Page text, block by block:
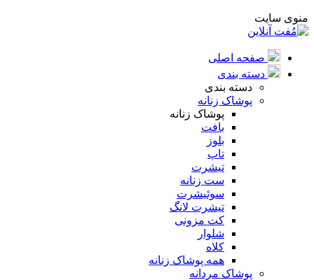
منوی سایت
صفحه اصلی
دسته بندی
دسته بندی
پوشاک زنانه
پوشاک زنانه
بافت
بلوز
تاپ
تیشرت
ست زنانه
سوئیشرت
تیشرت لانگ
کت مزونی
شلوار
کلاه
همه پوشاک زنانه
پوشاک مردانه